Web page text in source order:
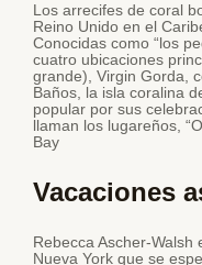
Los arrecifes de coral
Reino Unido en el
Conocidas como “los
cuatro ubicaciones
grande), Virgin Gorda,
Baños, la isla coralina
popular por sus
llaman los lugareños,
Bay
Vacaciones
Rebecca Ascher-
Nueva York que se